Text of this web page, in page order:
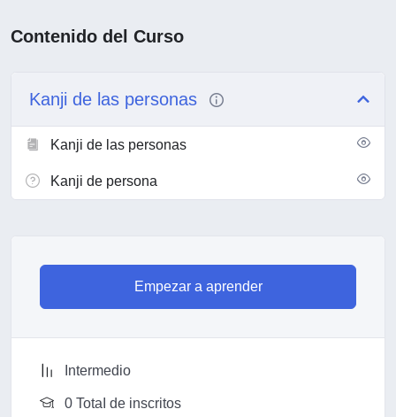
Contenido del Curso
Kanji de las personas
Kanji de las personas
Kanji de persona
Empezar a aprender
Intermedio
0 TotaI de inscritos